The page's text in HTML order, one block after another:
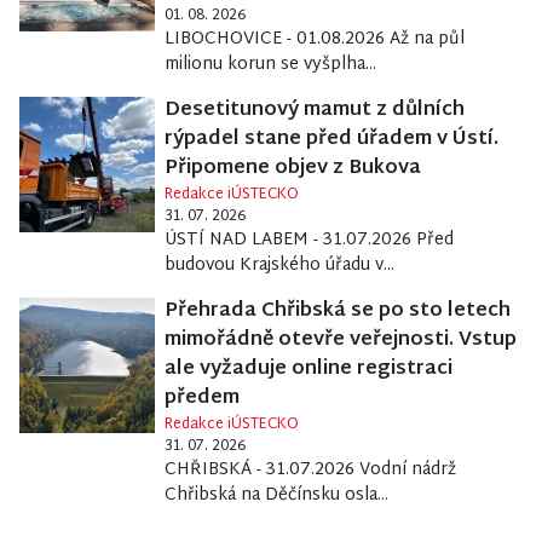
01. 08. 2026
LIBOCHOVICE - 01.08.2026 Až na půl
milionu korun se vyšplha...
Desetitunový mamut z důlních
rýpadel stane před úřadem v Ústí.
Připomene objev z Bukova
Redakce iÚSTECKO
31. 07. 2026
ÚSTÍ NAD LABEM - 31.07.2026 Před
budovou Krajského úřadu v...
Přehrada Chřibská se po sto letech
mimořádně otevře veřejnosti. Vstup
ale vyžaduje online registraci
předem
Redakce iÚSTECKO
31. 07. 2026
CHŘIBSKÁ - 31.07.2026 Vodní nádrž
Chřibská na Děčínsku osla...